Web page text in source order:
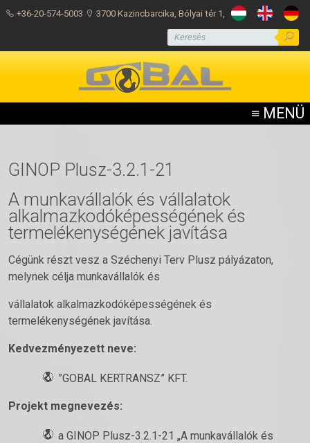
+36-20-574-5003 3700 Kazincbarcika, Bólyai tér 1,
≡ MENÜ
GINOP Plusz-3.2.1-21
A munkavállalók és vállalatok
alkalmazkodóképességének és
termelékenységének javítása
Cégünk részt vesz a Széchenyi Terv Plusz pályázaton,
melynek célja munkavállalók és
vállalatok alkalmazkodóképességének és
termelékenységének javítása.
Kedvezményezett neve:
”GOBAL KERTRANSZ” KFT.
Projekt megnevezés:
a GINOP Plusz-3.2.1-21 „A munkavállalók és